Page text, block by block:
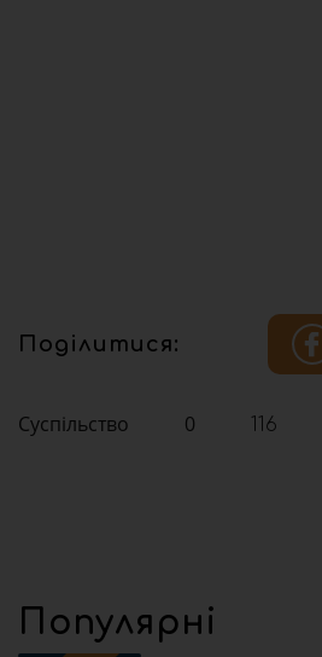
Поділитися:
Суспільство 0 116
Популярні